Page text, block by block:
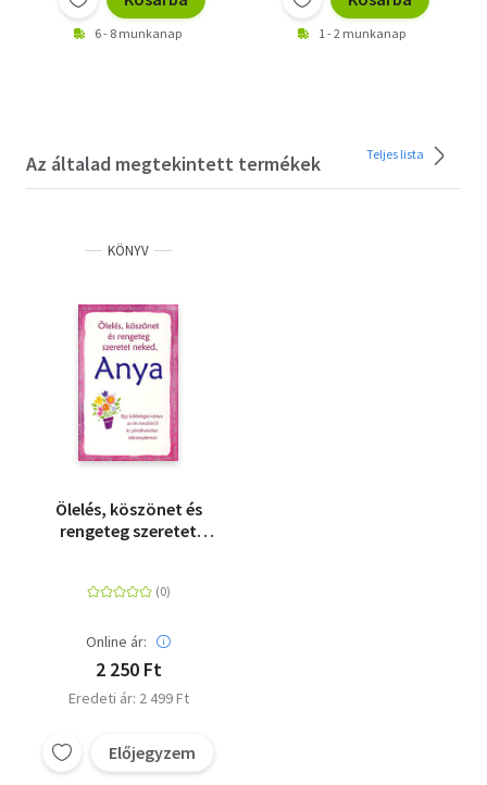
6 - 8 munkanap 1 - 2 munkanap
Az általad megtekintett termékek Teljes lista
KÖNYV
Ölelés, köszönet és
rengeteg szeretet
én rendkívüli és
édesanyámnak
Online ár:
2 250 Ft
Eredeti ár: 2 499 Ft
Előjegyzem